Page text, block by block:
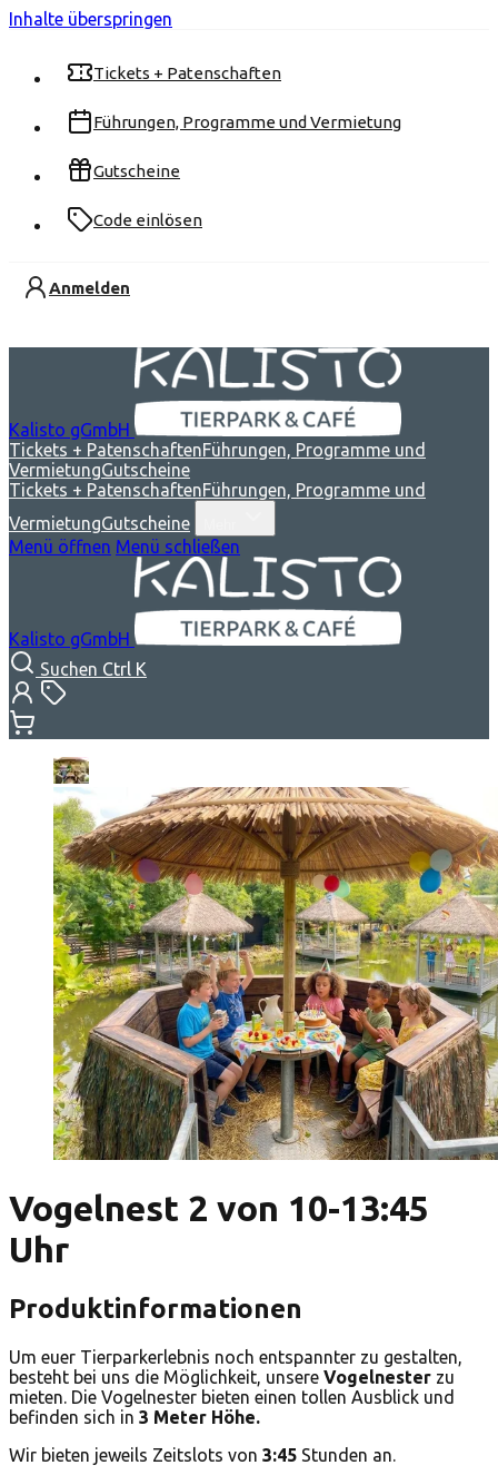
Inhalte überspringen
Tickets + Patenschaften
Führungen, Programme und Vermietung
Gutscheine
Code einlösen
Anmelden
Kalisto gGmbH
Tickets + PatenschaftenFührungen, Programme und
VermietungGutscheine
Tickets + PatenschaftenFührungen, Programme und
VermietungGutscheine
Menü öffnen Menü schließen
Kalisto gGmbH
Suchen Ctrl K
Vogelnest 2 von 10-13:45
Uhr
Produktinformationen
Um euer Tierparkerlebnis noch entspannter zu gestalten,
besteht bei uns die Möglichkeit, unsere Vogelnester zu
mieten. Die Vogelnester bieten einen tollen Ausblick und
befinden sich in 3 Meter Höhe.
Wir bieten jeweils Zeitslots von 3:45 Stunden an.